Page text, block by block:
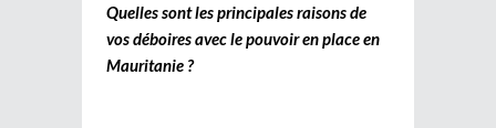
Quelles sont les principales raisons de
vos déboires avec le pouvoir en place en
Mauritanie ?